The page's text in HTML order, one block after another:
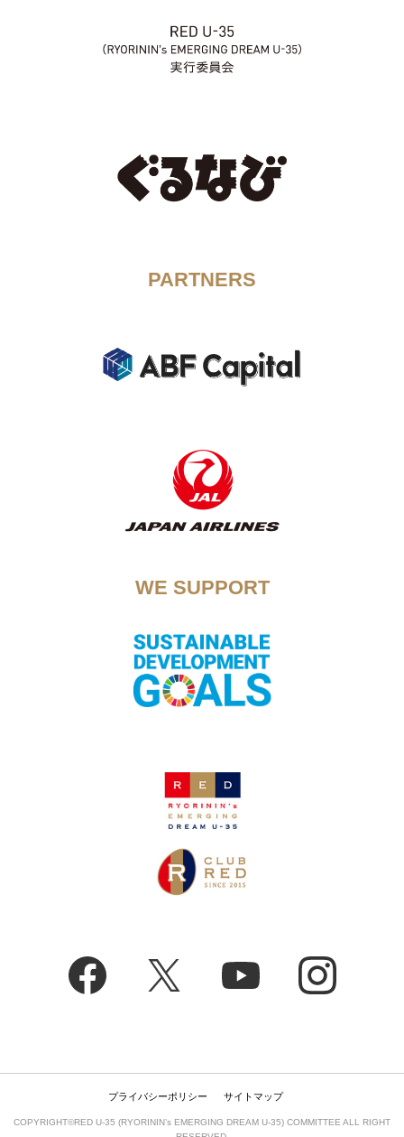
PARTNERS
WE SUPPORT
プライバシーポリシー サイトマップ
COPYRIGHT©RED U-35 (RYORININ’s EMERGING DREAM U-35) COMMITTEE ALL RIGHT